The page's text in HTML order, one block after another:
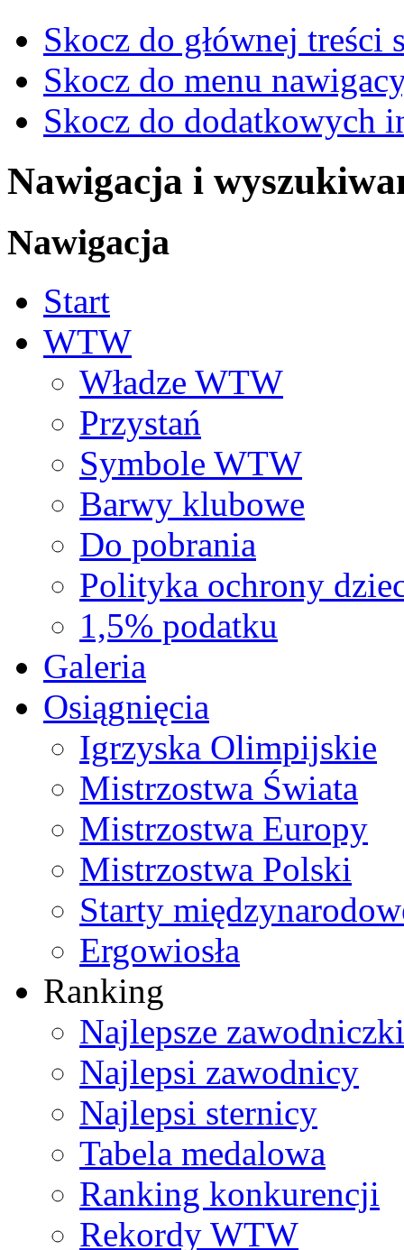
Skocz do głównej treści
Skocz do menu
Skocz do dodatkowych
Nawigacja i
Nawigacja
Start
WTW
Władze WTW
Przystań
Symbole WTW
Barwy klubowe
Do pobrania
Polityka ochrony
1,5% podatku
Galeria
Osiągnięcia
Igrzyska Olimpijskie
Mistrzostwa Świata
Mistrzostwa Europy
Mistrzostwa Polski
Starty
Ergowiosła
Ranking
Najlepsze zawodniczki
Najlepsi zawodnicy
Najlepsi sternicy
Tabela medalowa
Ranking konkurencji
Rekordy WTW